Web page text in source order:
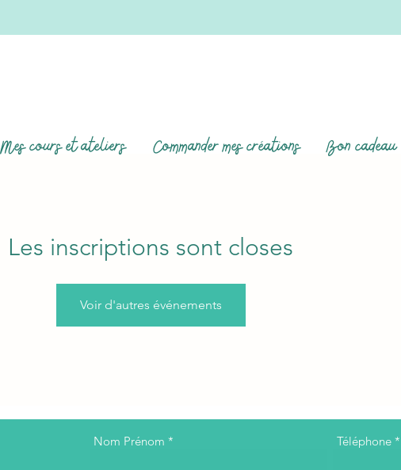
Mes cours et ateliers Commander mes créations Bon cadeau
Les inscriptions sont closes
Voir d'autres événements
Nom Prénom Téléphone